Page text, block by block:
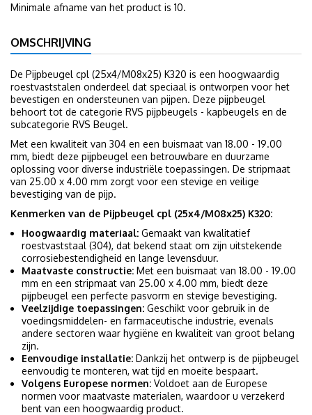
Minimale afname van het product is 10.
OMSCHRIJVING
De Pijpbeugel cpl (25x4/M08x25) K320 is een hoogwaardig
roestvaststalen onderdeel dat speciaal is ontworpen voor het
bevestigen en ondersteunen van pijpen. Deze pijpbeugel
behoort tot de categorie RVS pijpbeugels - kapbeugels en de
subcategorie RVS Beugel.
Met een kwaliteit van 304 en een buismaat van 18.00 - 19.00
mm, biedt deze pijpbeugel een betrouwbare en duurzame
oplossing voor diverse industriële toepassingen. De stripmaat
van 25.00 x 4.00 mm zorgt voor een stevige en veilige
bevestiging van de pijp.
Kenmerken van de Pijpbeugel cpl (25x4/M08x25) K320:
Hoogwaardig materiaal: Gemaakt van kwalitatief
roestvaststaal (304), dat bekend staat om zijn uitstekende
corrosiebestendigheid en lange levensduur.
Maatvaste constructie: Met een buismaat van 18.00 - 19.00
mm en een stripmaat van 25.00 x 4.00 mm, biedt deze
pijpbeugel een perfecte pasvorm en stevige bevestiging.
Veelzijdige toepassingen: Geschikt voor gebruik in de
voedingsmiddelen- en farmaceutische industrie, evenals
andere sectoren waar hygiëne en kwaliteit van groot belang
zijn.
Eenvoudige installatie: Dankzij het ontwerp is de pijpbeugel
eenvoudig te monteren, wat tijd en moeite bespaart.
Volgens Europese normen: Voldoet aan de Europese
normen voor maatvaste materialen, waardoor u verzekerd
bent van een hoogwaardig product.